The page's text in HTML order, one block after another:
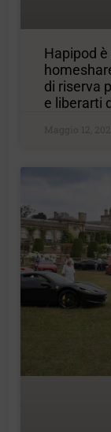
Hapipod
di riserva
e liberarti
Maggio 12,